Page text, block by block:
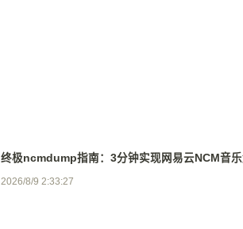
终极ncmdump指南：3分钟实现网易云NCM音
2026/8/9 2:33:27